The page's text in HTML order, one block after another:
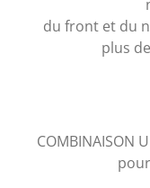
du front et du
plus
COMBINAISON